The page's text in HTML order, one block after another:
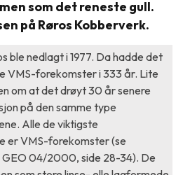
som det reneste gull.
på Røros Kobberverk.
ble nedlagt i 1977. Da hadde det
VMS-forekomster i 333 år. Lite
om at det drøyt 30 år senere
på den samme type
Alle de viktigste
er VMS-forekomster (se
04/2000, side 28-34). De